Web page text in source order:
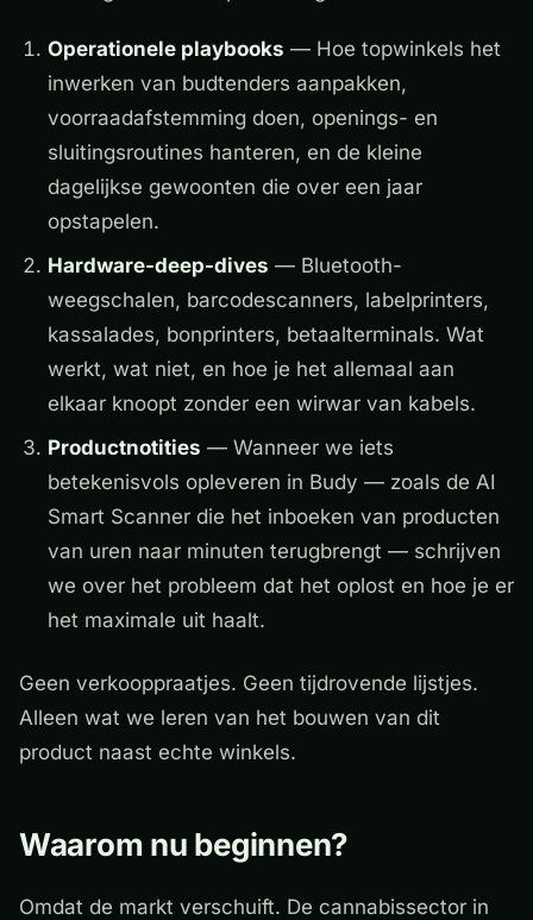
Operationele playbooks — Hoe topwinkels het
inwerken van budtenders aanpakken,
voorraadafstemming doen, openings- en
sluitingsroutines hanteren, en de kleine
dagelijkse gewoonten die over een jaar
opstapelen.
Hardware-deep-dives — Bluetooth-
weegschalen, barcodescanners, labelprinters,
kassalades, bonprinters, betaalterminals. Wat
werkt, wat niet, en hoe je het allemaal aan
elkaar knoopt zonder een wirwar van kabels.
Productnotities — Wanneer we iets
betekenisvols opleveren in Budy — zoals de AI
Smart Scanner die het inboeken van producten
van uren naar minuten terugbrengt — schrijven
we over het probleem dat het oplost en hoe je er
het maximale uit haalt.
Geen verkooppraatjes. Geen tijdrovende lijstjes.
Alleen wat we leren van het bouwen van dit
product naast echte winkels.
Waarom nu beginnen?
Omdat de markt verschuift. De cannabissector in